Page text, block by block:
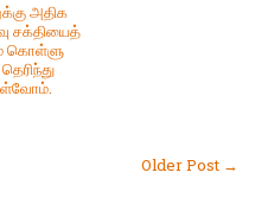
அதிக
சக்தியைத்
கொள்ளு
தெரிந்து
Older Post →